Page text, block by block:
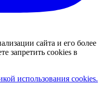
сайта и его более
запретить cookies в
использования cookies.